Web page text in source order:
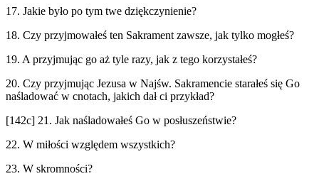
17. Jakie było po tym twe dziękczynienie?
18. Czy przyjmowałeś ten Sakrament zawsze, jak tylko mogłeś?
19. A przyjmując go aż tyle razy, jak z tego korzystałeś?
20. Czy przyjmując Jezusa w Najśw. Sakramencie starałeś się Go
naśladować w cnotach, jakich dał ci przykład?
[142c] 21. Jak naśladowałeś Go w posłuszeństwie?
22. W miłości względem wszystkich?
23. W skromności?